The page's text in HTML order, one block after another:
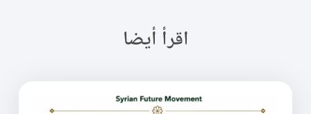
اقرأ أيضا